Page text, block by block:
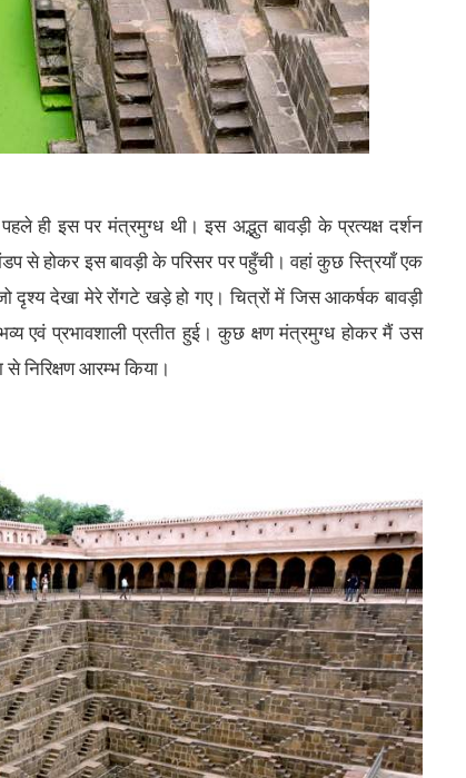
ही इस पर मंत्रमुग्ध थी। इस अद्भुत बावड़ी के प्रत्यक्ष दर्शन
से होकर इस बावड़ी के परिसर पर पहुँची। वहां कुछ स्त्रियाँ एक
देखा मेरे रोंगटे खड़े हो गए। चित्रों में जिस आकर्षक बावड़ी
एवं प्रभावशाली प्रतीत हुई। कुछ क्षण मंत्रमुग्ध होकर मैं उस
से निरिक्षण आरम्भ किया।